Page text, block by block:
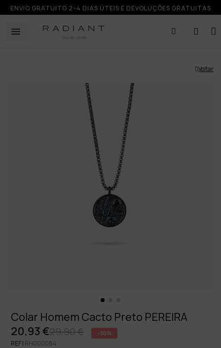
ENVIO GRATUITO 2–4 DIAS ÚTEIS E DEVOLUÇÕES GRATUITAS
Voltar
Colar Homem Cacto Preto PEREIRA
29,90 €
20,93 € -30%
REF | RH000084